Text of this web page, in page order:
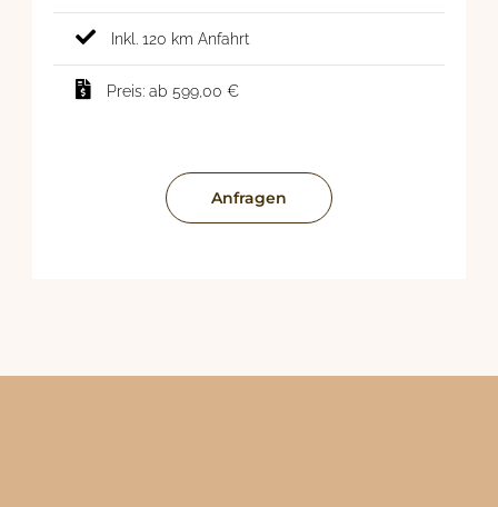
Inkl. 120 km Anfahrt
Preis: ab 599,00 €
Anfragen